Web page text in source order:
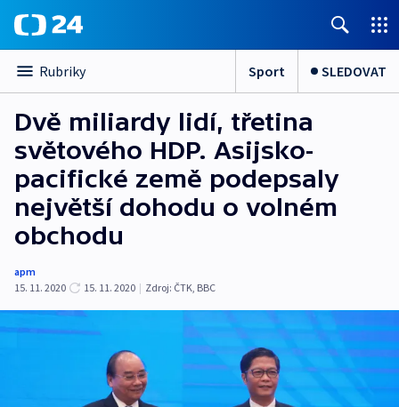
Rubriky Sport SLEDOVAT
Dvě miliardy lidí, třetina
světového HDP. Asijsko-
pacifické země podepsaly
největší dohodu o volném
obchodu
apm
15. 11. 2020
15. 11. 2020 | Zdroj: ČTK, BBC